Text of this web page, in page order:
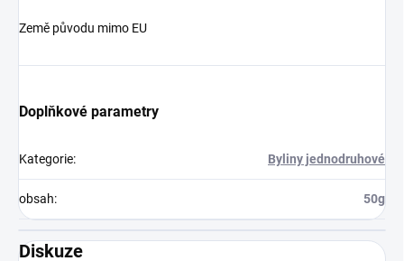
Země původu mimo EU
Doplňkové parametry
Kategorie: Byliny jednodruhové
obsah: 50g
Diskuze